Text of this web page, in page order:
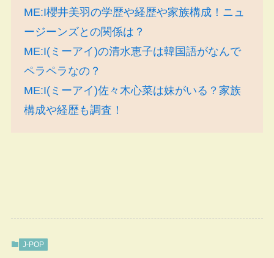
ME:I櫻井美羽の学歴や経歴や家族構成！ニュ
ージーンズとの関係は？
ME:I(ミーアイ)の清水恵子は韓国語がなんで
ペラペラなの？
ME:I(ミーアイ)佐々木心菜は妹がいる？家族
構成や経歴も調査！
J-POP